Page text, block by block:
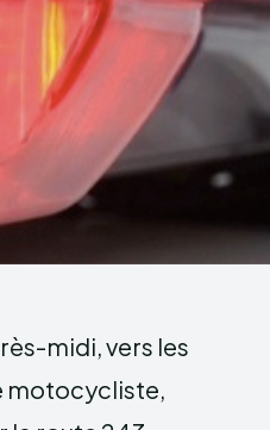
midi, vers les
motocycliste,